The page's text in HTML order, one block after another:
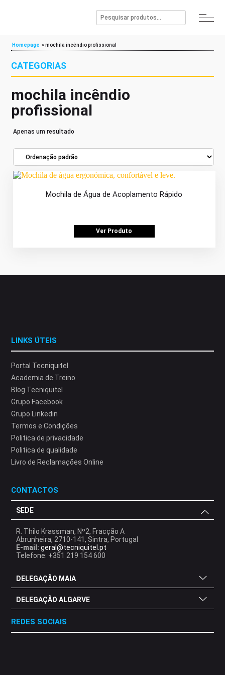
Homepage »mochila incêndio profissional
CATEGORIAS
mochila incêndio
profissional
Apenas um resultado
Mochila de Água de Acoplamento Rápido
Ver Produto
LINKS ÚTEIS
Portal Tecniquitel
Academia de Treino
Blog Tecniquitel
Grupo Facebook
Grupo Linkedin
Termos e Condições
Politica de privacidade
Politica de qualidade
Livro de Reclamações Online
CONTACTOS
SEDE
R. Thilo Krassman, Nº2, Fracção A
Abrunheira, 2710-141, Sintra, Portugal
E-mail: geral@tecniquitel.pt
Telefone: +351 219 154 600
DELEGAÇÃO MAIA
DELEGAÇÃO ALGARVE
REDES SOCIAIS